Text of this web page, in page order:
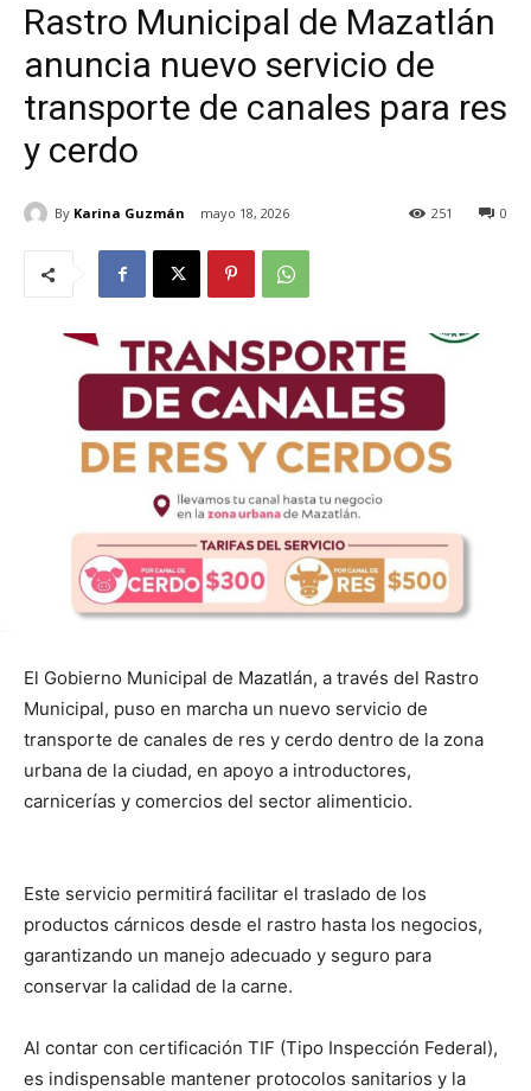
Rastro Municipal de Mazatlán
anuncia nuevo servicio de
transporte de canales para res
y cerdo
By Karina Guzmán mayo 18, 2026 0
251
El Gobierno Municipal de Mazatlán, a través del Rastro
Municipal, puso en marcha un nuevo servicio de
transporte de canales de res y cerdo dentro de la zona
urbana de la ciudad, en apoyo a introductores,
carnicerías y comercios del sector alimenticio.
Este servicio permitirá facilitar el traslado de los
productos cárnicos desde el rastro hasta los negocios,
garantizando un manejo adecuado y seguro para
conservar la calidad de la carne.
Al contar con certificación TIF (Tipo Inspección Federal),
es indispensable mantener protocolos sanitarios y la